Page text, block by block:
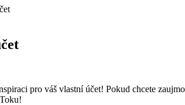
pro váš vlastní účet! Pokud chcete